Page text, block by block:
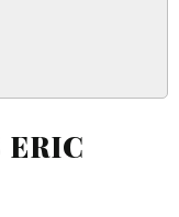
ERIC